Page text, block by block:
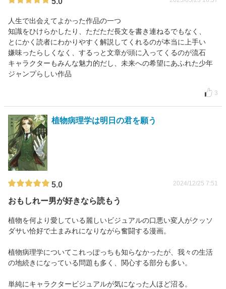
人生で出会えてよかった作品の一つ
知識をひけらかしたり、ただただ長文を書き連ねるでもなく、
とにかく読者にわかりやすく解説してくれるのが本当に上手い
嫌味ったらしくなく、するっと文章が頭に入ってくるのが流石
キャラクターもみんな魅力的だし、未来への希望にあふれた少年
ジャンプらしい作品
3
植物病理学は明日の君を願う
5.0 2024/12/25 7:51
おもしれー男が好きなら読もう
植物を何より愛している麗しいビジュアルの口悪い変人がクッソ
ダサい恰好で土まみれになりながら奮闘する漫画。
植物病理学についてこれっぽっちも知らなかったが、我々の生活
の地続きになっている問題も多く、関心する部分も多い。
単純にキャラクタービジュアルが気になった人ほど沼る。